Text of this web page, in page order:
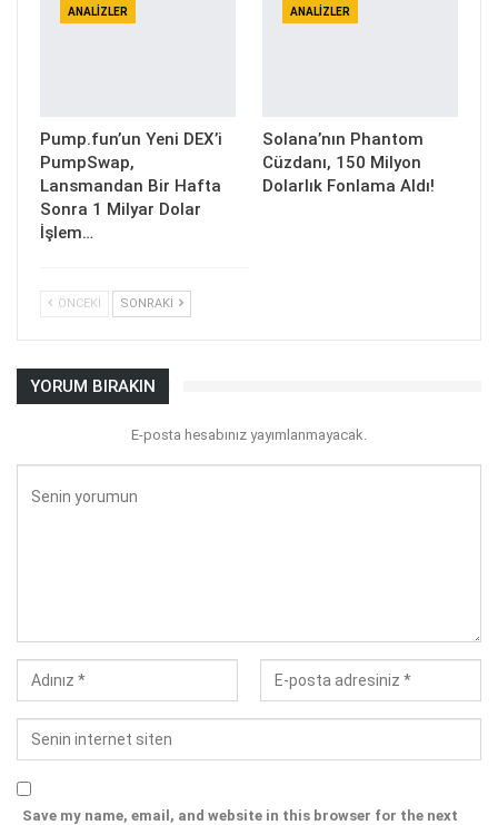
ANALIZLER
Pump.fun’un Yeni DEX’i
PumpSwap,
Lansmandan Bir Hafta
Sonra 1 Milyar Dolar
İşlem…
ANALIZLER
Solana’nın Phantom
Cüzdanı, 150 Milyon
Dolarlık Fonlama Aldı!
ÖNCEKI SONRAKI
YORUM BIRAKIN
E-posta hesabınız yayımlanmayacak.
Save my name, email, and website in this browser for the next